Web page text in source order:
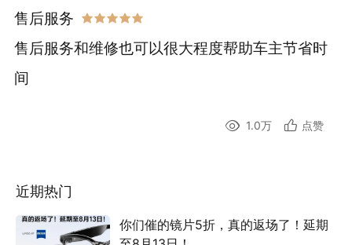
售后服务
售后服务和维修也可以很大程度帮助车主节省时
间
1.0万 点赞
近期热门
你们催的镜片5折，真的返场了！延期